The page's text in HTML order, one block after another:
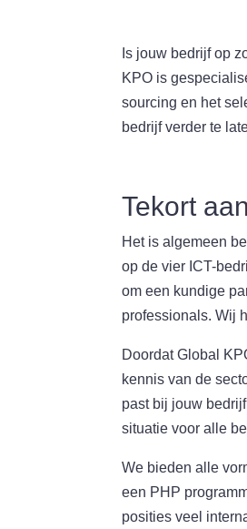
Is jouw bedrijf op
KPO is
sourcing en het
bedrijf verder te
Tekort
Het is algemeen
op de vier ICT-
om een kundige
professionals. Wij
Doordat Global
kennis van de
past bij jouw
situatie voor alle
We bieden alle
een PHP
posities veel